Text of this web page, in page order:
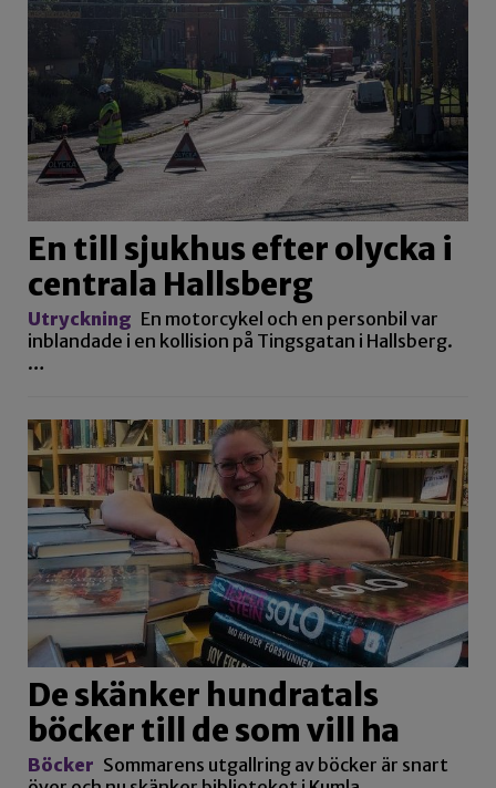
En till sjukhus efter olycka i
centrala Hallsberg
Utryckning En motorcykel och en personbil var
inblandade i en kollision på Tingsgatan i Hallsberg.
…
De skänker hundratals
böcker till de som vill ha
Böcker Sommarens utgallring av böcker är snart